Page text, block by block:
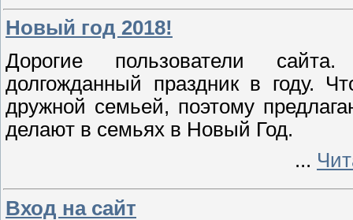
Новый год 2018!
Дорогие пользователи
долгожданный праздник в году.
дружной семьей, поэтому
делают в семьях в Новый Год.
...
Вход на сайт